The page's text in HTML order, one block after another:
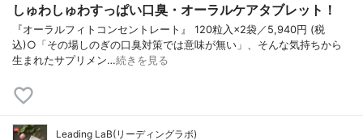
しゅわしゅわすっぱい口臭・オーラルケアタブレット！
『オーラルフィトコンセントレート』 120粒入×2袋／5,940円 (税
込)○「その場しのぎの口臭対策では意味が無い」、そんな気持ちから
生まれたサプリメン…続きを見る
Leading LaB(リーディングラボ)